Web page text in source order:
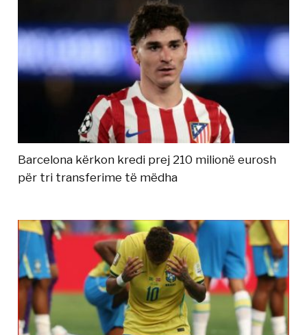
Barcelona kërkon kredi prej 210 milionë eurosh
për tri transferime të mëdha